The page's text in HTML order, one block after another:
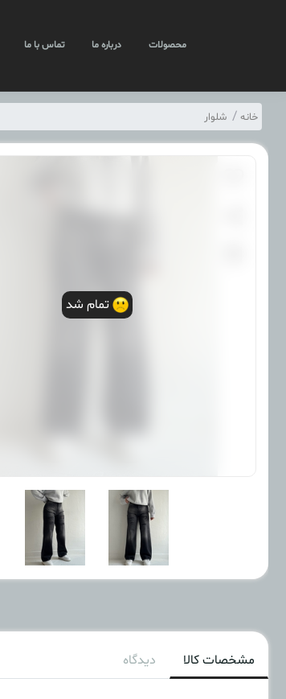
محصولات درباره ما تماس با ما
خانه شلوار
تمام شد
مشخصات کالا دیدگاه